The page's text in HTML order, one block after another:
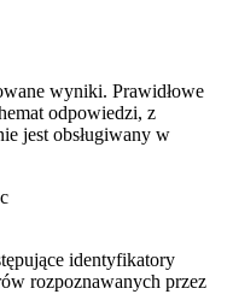
wyniki. Prawidłowe
odpowiedzi, z
jest obsługiwany w
identyfikatory
rozpoznawanych przez